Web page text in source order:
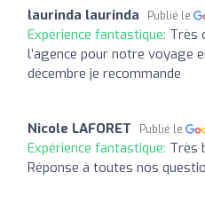
laurinda laurinda Publié le
Expérience fantastique: Très
l’agence pour notre voyage
décembre je recommande
Nicole LAFORET Publié le
Expérience fantastique: Très
Réponse à toutes nos